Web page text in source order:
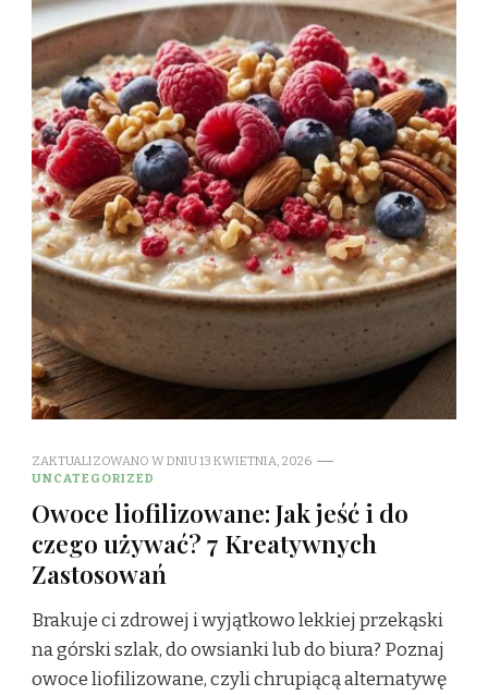
ZAKTUALIZOWANO W DNIU13 KWIETNIA, 2026
UNCATEGORIZED
Owoce liofilizowane: Jak jeść i do
czego używać? 7 Kreatywnych
Zastosowań
Brakuje ci zdrowej i wyjątkowo lekkiej przekąski
na górski szlak, do owsianki lub do biura? Poznaj
owoce liofilizowane, czyli chrupiącą alternatywę